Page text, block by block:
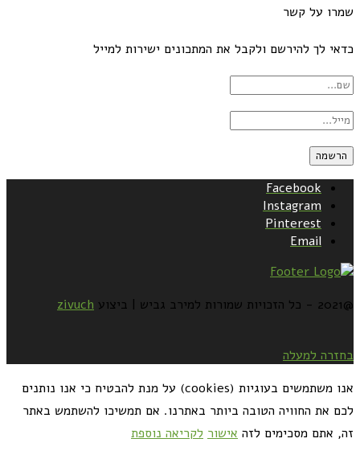
שמרו על קשר
כדאי לך להירשם ולקבל את המתכונים ישירות למייל
Facebook
Instagram
Pinterest
Email
@2021 - כל הזכויות שמורות למירב גביש | ביצוע zivuch
בחזרה למעלה
אנו משתמשים בעוגיות (cookies) על מנת להבטיח כי אנו נותנים
לכם את החוויה הטובה ביותר באתרנו. אם תמשיכו להשתמש באתר
זה, אתם מסכימים לזה אישור לקריאה נוספת